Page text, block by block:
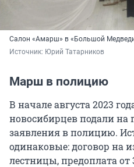
Салон «Амарш» в «Большой
Источник: Юрий Татарников
Марш в полицию
В начале августа 2023
новосибирцев подали на
заявления в полицию.
одинаковые: договор на
лестницы, предоплата от